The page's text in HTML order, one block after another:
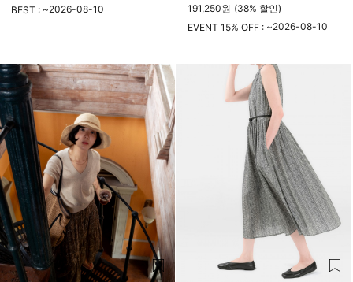
BEST : ~2026-08-10
191,250원 (38% 할인)
EVENT 15% OFF : ~2026-08-10